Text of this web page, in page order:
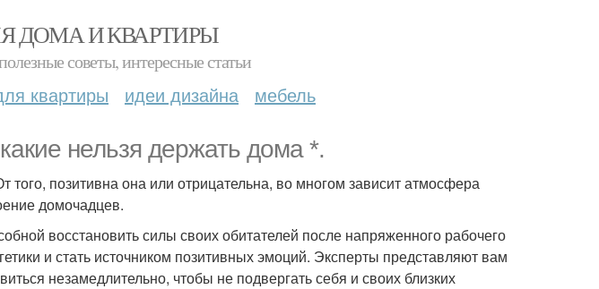
ДОМА И КВАРТИРЫ
советы, интересные статьи
квартиры идеи дизайна мебель
нельзя держать дома *.
того, позитивна она или отрицательна, во многом зависит атмосфера
домочадцев.
восстановить силы своих обитателей после напряженного рабочего
и стать источником позитивных эмоций. Эксперты представляют вам
незамедлительно, чтобы не подвергать себя и своих близких